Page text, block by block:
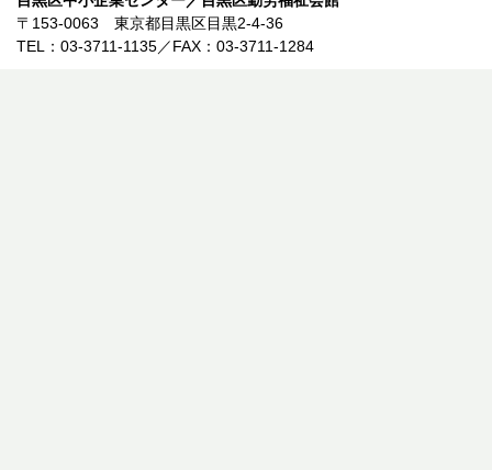
〒153-0063 東京都目黒区目黒2-4-36
TEL：03-3711-1135／FAX：03-3711-1284